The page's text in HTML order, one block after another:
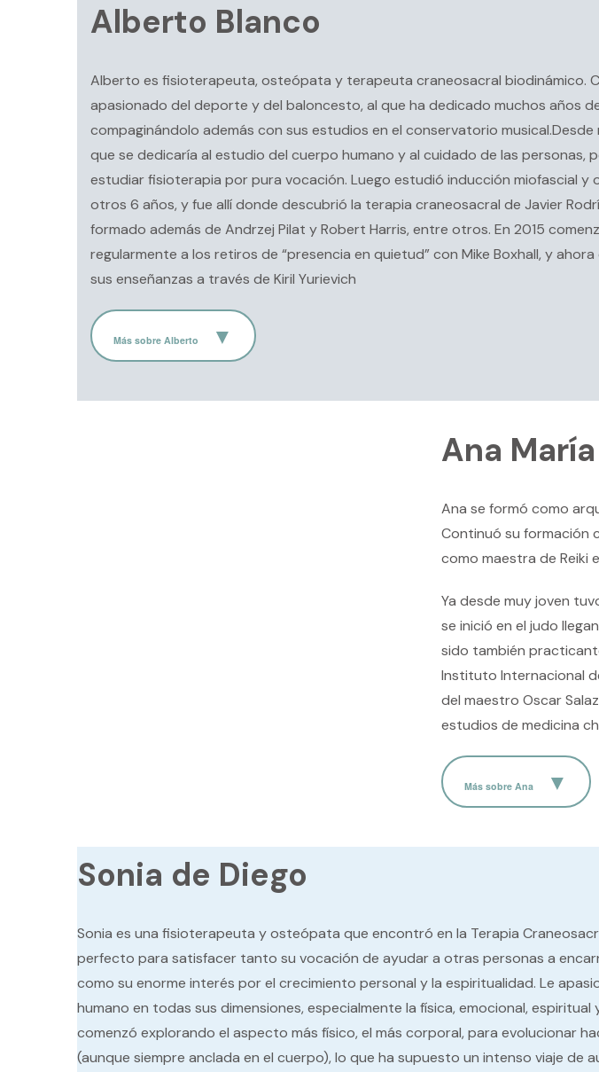
Alberto Blanco
Alberto es fisioterapeuta, osteópata y terapeuta craneosacral biodinámico.
apasionado del deporte y del baloncesto, al que ha dedicado muchos años
compaginándolo además con sus estudios en el conservatorio musical.Desde
que se dedicaría al estudio del cuerpo humano y al cuidado de las personas,
estudiar fisioterapia por pura vocación. Luego estudió inducción miofascial y
otros 6 años, y fue allí donde descubrió la terapia craneosacral de Javier
formado además de Andrzej Pilat y Robert Harris, entre otros. En 2015
regularmente a los retiros de “presencia en quietud” con Mike Boxhall, y
sus enseñanzas a través de Kiril Yurievich
Más sobre Alberto
Ana
Ana se formó como
Continuó su formación
como maestra de Reiki
Ya desde muy joven
se inició en el judo
sido también
Instituto Internacional
del maestro Oscar
estudios de medicina
Más sobre Ana
Sonia de Diego
Sonia es una fisioterapeuta y osteópata que encontró en la Terapia
perfecto para satisfacer tanto su vocación de ayudar a otras personas a
como su enorme interés por el crecimiento personal y la espiritualidad. Le
humano en todas sus dimensiones, especialmente la física, emocional, espiritual
comenzó explorando el aspecto más físico, el más corporal, para evolucionar
(aunque siempre anclada en el cuerpo), lo que ha supuesto un intenso viaje de